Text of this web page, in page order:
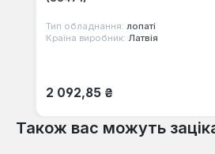
Тип обладнання: лопаті
Країна виробник: Латвія
Звичайна ціна:
2 092,85 ₴
Також вас можуть